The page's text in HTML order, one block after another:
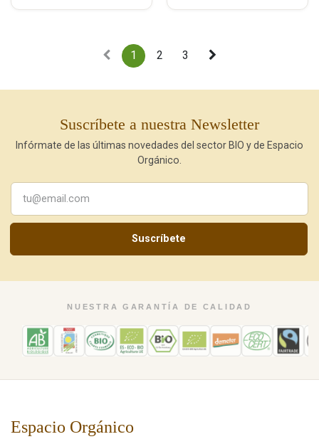
1 2 3
Suscríbete a nuestra Newsletter
Infórmate de las últimas novedades del sector BIO y de Espacio
Orgánico.
Suscríbete
NUESTRA GARANTÍA DE CALIDAD
Espacio Orgánico